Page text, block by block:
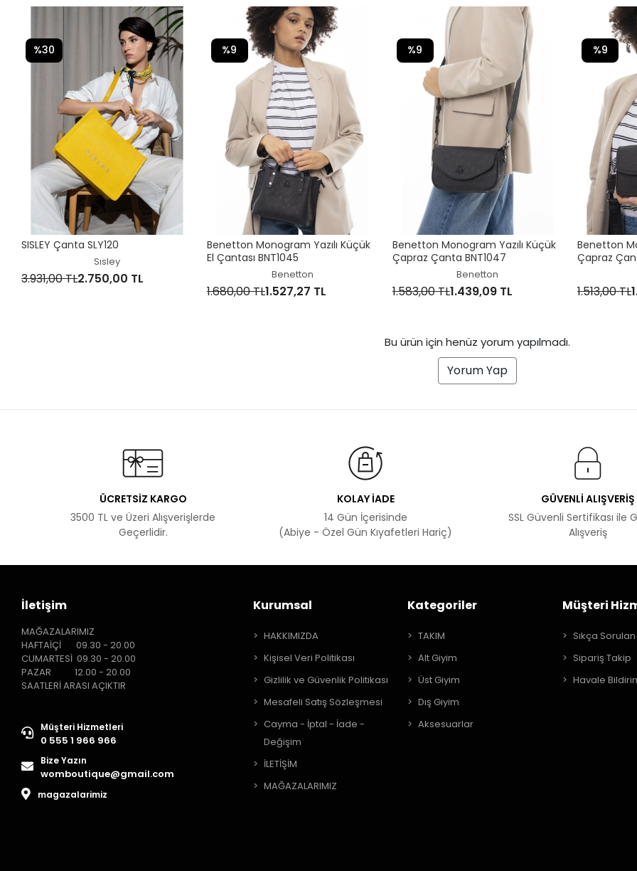
SISLEY Çanta SLY120
Sısley
3.931,00 TL2.750,00 TL
%30
Benetton Monogram Yazılı Küçük
El Çantası BNT1045
Benetton
1.680,00 TL1.527,27 TL
%9
Benetton Monogram Yazılı Küçük
Çapraz Çanta BNT1047
Benetton
1.583,00 TL1.439,09 TL
%9
Benetton
Çapraz
1.513,00 TL
%9
Bu ürün için henüz yorum yapılmadı.
Yorum Yap
ÜCRETSİZ KARGO
3500 TL ve Üzeri Alışverişlerde
Geçerlidir.
KOLAY İADE
14 Gün İçerisinde
(Abiye - Özel Gün Kıyafetleri Hariç)
GÜVENLİ ALIŞVERİŞ
SSL Güvenli Sertifikası ile
Alışveriş
İletişim
MAĞAZALARIMIZ
HAFTAİÇİ 09.30 - 20.00
CUMARTESİ 09.30 - 20.00
PAZAR 12.00 - 20.00
SAATLERİ ARASI AÇIKTIR
Müşteri Hizmetleri
0 555 1 966 966
Bize Yazın
womboutique@gmail.com
magazalarimiz
Kurumsal
HAKKIMIZDA
Kişisel Veri Politikası
Gizlilik ve Güvenlik Politikası
Mesafeli Satış Sözleşmesi
Cayma - İptal - İade -
Değişim
İLETİŞİM
MAĞAZALARIMIZ
Kategoriler
TAKIM
Alt Giyim
Üst Giyim
Dış Giyim
Aksesuarlar
Müşteri
Sıkça
Sipariş Takip
Havale